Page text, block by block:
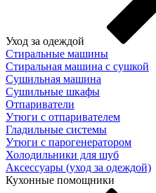
Уход за одеждой
Стиральные машины
Стиральная машина с сушкой
Сушильная машина
Сушильные шкафы
Отпариватели
Утюги с отпаривателем
Гладильные системы
Утюги с парогенератором
Холодильники для шуб
Аксессуары (уход за одеждой)
Кухонные помощники